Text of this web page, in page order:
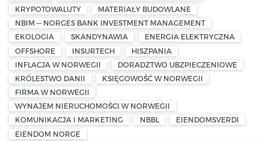
KRYPOTOWALUTY
MATERIAŁY BUDOWLANE
NBIM — NORGES BANK INVESTMENT MANAGEMENT
EKOLOGIA
SKANDYNAWIA
ENERGIA ELEKTRYCZNA
OFFSHORE
INSURTECH
HISZPANIA
INFLACJA W NORWEGII
DORADZTWO UBZPIECZENIOWE
KRÓLESTWO DANII
KSIĘGOWOŚĆ W NORWEGII
FIRMA W NORWEGII
WYNAJEM NIERUCHOMOŚCI W NORWEGII
KOMUNIKACJA I MARKETING
NBBL
EIENDOMSVERDI
EIENDOM NORGE